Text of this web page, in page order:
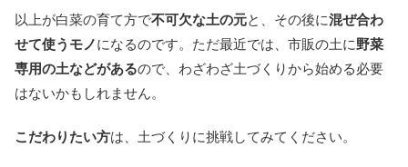
以上が白菜の育て方で不可欠な土の元と、その後に混ぜ合わ
せて使うモノになるのです。ただ最近では、市販の土に野菜
専用の土などがあるので、わざわざ土づくりから始める必要
はないかもしれません。
こだわりたい方は、土づくりに挑戦してみてください。